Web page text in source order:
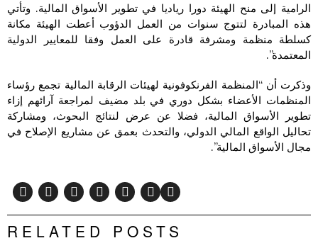
الرامية إلى منح الهيئة دورا رياديا في تطوير الأسواق المالية. وتأتي
هذه المبادرة لتتوج سنوات من العمل الدؤوب أعطت الهيئة مكانة
كسلطة منظمة ومشرفة قادرة على العمل وفقا للمعايير الدولية
المعتمدة”.
وذكرت أن “المنظمة الفرنكوفونية لهيئات الرقابة المالية تجمع رؤساء
المنظمات الأعضاء بشكل دوري في بلد مضيف لمراجعة آرائهم إزاء
تطوير الأسواق المالية، فضلا عن عرض لنتائج البحوث، ومشاركة
تحاليل الواقع المالي الدولي، والتحدث بعمق عن مشاريع الإصلاح في
مجال الأسواق المالية”.
RELATED POSTS